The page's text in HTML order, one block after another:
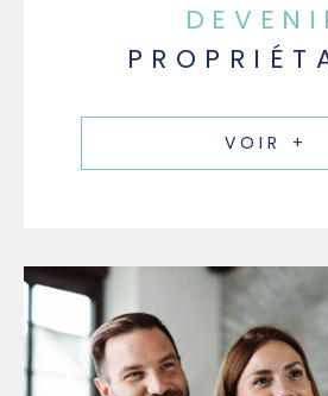
VOIR +